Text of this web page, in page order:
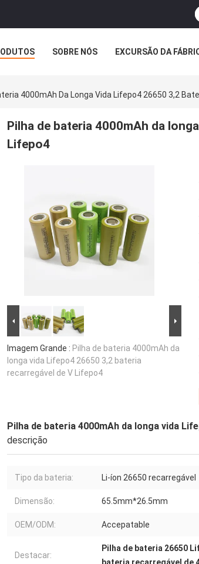
SOBRE NÓS EXCURSÃO DA
4000mAh Da Longa Vida Lifepo4 26650 3,2
Pilha de bateria 4000mAh da
Lifepo4
Imagem Grande : Pilha de bateria 4000mAh da
longa vida Lifepo4 26650 3,2 bateria
recarregável de V Lifepo4
Pilha de bateria 4000mAh da longa vida
descrição
Tipo da bateria: Li-íon 26650 recarregável
Dimensão: 65.5mm*26.5mm
OEM/ODM: Accepatable
Destacar:
Pilha de bateria 26650